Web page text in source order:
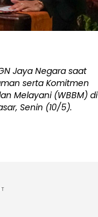
Jaya Negara saat
serta Komitmen
Melayani (WBBM) di
Senin (10/5).